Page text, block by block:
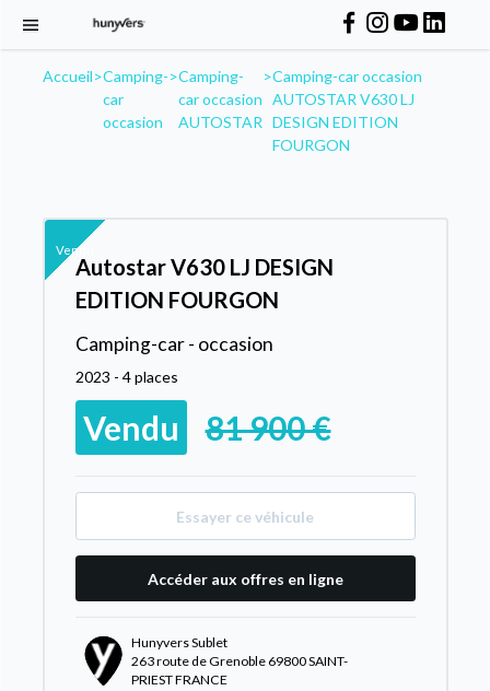
Accueil>Camping-
car
occasion
>Camping-
car occasion
AUTOSTAR
>Camping-car occasion
AUTOSTAR V630 LJ
DESIGN EDITION
FOURGON
Vendu
Autostar V630 LJ DESIGN
EDITION FOURGON
Camping-car - occasion
2023 - 4 places
Vendu 81 900 €
Essayer ce véhicule
Accéder aux offres en ligne
Hunyvers Sublet
263 route de Grenoble 69800 SAINT-
PRIEST FRANCE